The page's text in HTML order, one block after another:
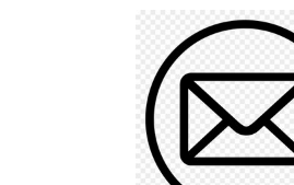
Sicurezza
urbana,
polizia
locale,
legalità